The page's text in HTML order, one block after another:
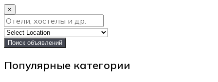
×
Поиск объявлений
Популярные категории